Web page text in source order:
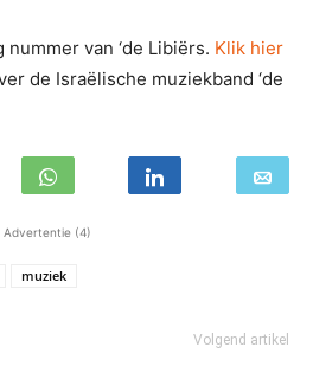
van ‘de Libiërs. Klik hier
de Israëlische muziekband ‘de
Advertentie (4)
muziek
Volgend artikel